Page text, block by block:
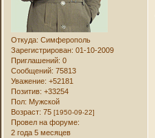
Откуда: Симферополь
Зарегистрирован: 01-10-2009
Приглашений: 0
Сообщений: 75813
Уважение: +52181
Позитив: +33254
Пол: Мужской
Возраст: 75[1950-09-22]
Провел на форуме:
2 года 5 месяцев